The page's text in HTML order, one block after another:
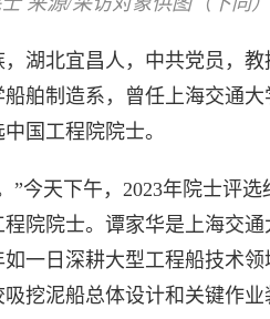
湖北宜昌人，中共党员，
舶制造系，曾任上海交通
国工程院院士。
”今天下午，2023年院士评
院院士。谭家华是上海交
一日深耕大型工程船技术
挖泥船总体设计和关键作